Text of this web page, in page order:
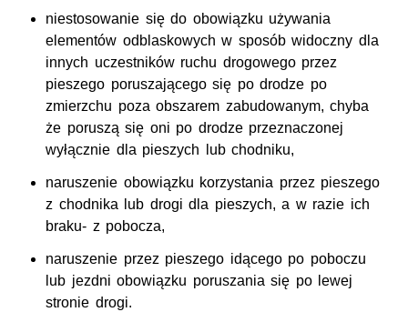
niestosowanie się do obowiązku używania
elementów odblaskowych w sposób widoczny dla
innych uczestników ruchu drogowego przez
pieszego poruszającego się po drodze po
zmierzchu poza obszarem zabudowanym, chyba
że poruszą się oni po drodze przeznaczonej
wyłącznie dla pieszych lub chodniku,
naruszenie obowiązku korzystania przez pieszego
z chodnika lub drogi dla pieszych, a w razie ich
braku- z pobocza,
naruszenie przez pieszego idącego po poboczu
lub jezdni obowiązku poruszania się po lewej
stronie drogi.